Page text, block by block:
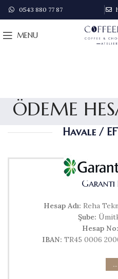
0543 880 77 87
MENU
ÖDEME
Havale /
Garanti
Hesap Adı: Reha
Şube:
Hesap No:
IBAN: TR45 0006
...